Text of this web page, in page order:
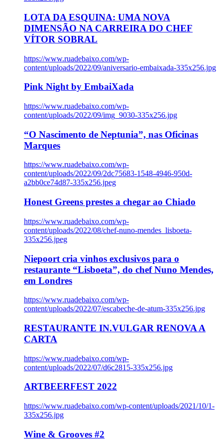
LOTA DA ESQUINA: UMA NOVA
DIMENSÃO NA CARREIRA DO CHEF
VÍTOR SOBRAL
https://www.ruadebaixo.com/wp-
content/uploads/2022/09/aniversario-embaixada-335x256.jpg
Pink Night by EmbaiXada
https://www.ruadebaixo.com/wp-
content/uploads/2022/09/img_9030-335x256.jpg
“O Nascimento de Neptunia”, nas Oficinas
Marques
https://www.ruadebaixo.com/wp-
content/uploads/2022/09/2dc75683-1548-4946-950d-
a2bb0ce74d87-335x256.jpeg
Honest Greens prestes a chegar ao Chiado
https://www.ruadebaixo.com/wp-
content/uploads/2022/08/chef-nuno-mendes_lisboeta-
335x256.jpeg
Niepoort cria vinhos exclusivos para o
restaurante “Lisboeta”, do chef Nuno Mendes,
em Londres
https://www.ruadebaixo.com/wp-
content/uploads/2022/07/escabeche-de-atum-335x256.jpg
RESTAURANTE IN.VULGAR RENOVA A
CARTA
https://www.ruadebaixo.com/wp-
content/uploads/2022/07/d6c2815-335x256.jpg
ARTBEERFEST 2022
https://www.ruadebaixo.com/wp-content/uploads/2021/10/1-
335x256.jpg
Wine & Grooves #2